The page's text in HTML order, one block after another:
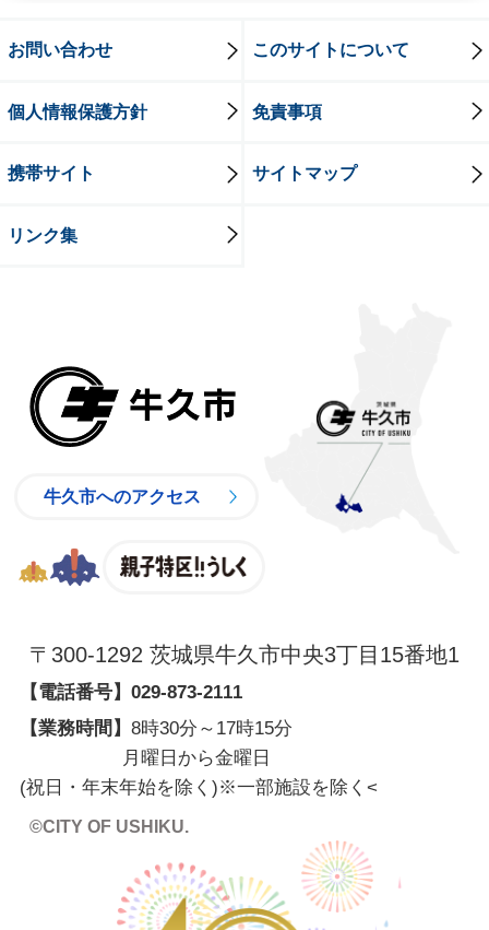
お問い合わせ このサイトについて
個人情報保護方針 免責事項
携帯サイト サイトマップ
リンク集
牛久市へのアクセス
〒300-1292 茨城県牛久市中央3丁目15番地1
【電話番号】 029-873-2111
【業務時間】 8時30分～17時15分
月曜日から金曜日
(祝日・年末年始を除く)※一部施設を除く <
©CITY OF USHIKU.